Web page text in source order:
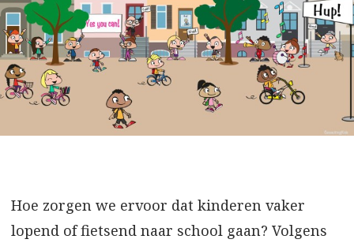
Nationaal Masterplan
Hoe zorgen we ervoor dat kinderen vaker
lopend of fietsend naar school gaan? Volgens